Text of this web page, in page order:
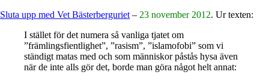
Sluta upp med Vet Bästerberguriet – 23 november 2012. Ur texten:
I stället för det numera så vanliga tjatet om
”främlingsfientlighet”, ”rasism”, ”islamofobi” som vi
ständigt matas med och som människor påstås hysa även
när de inte alls gör det, borde man göra något helt annat: